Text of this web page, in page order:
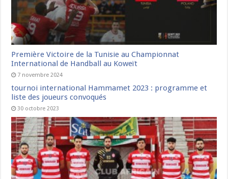
Première Victoire de la Tunisie au Championnat
International de Handball au Koweït
7 novembre 2024
tournoi international Hammamet 2023 : programme et
liste des joueurs convoqués
30 octobre 2023